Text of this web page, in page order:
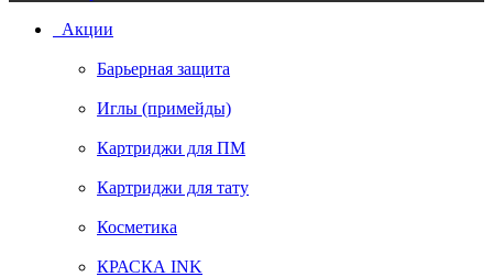
Акции
Барьерная защита
Иглы (примейды)
Картриджи для ПМ
Картриджи для тату
Косметика
КРАСКА INK